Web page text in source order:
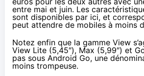
entre mai et juin. Les
sont disponibles par ici, et
peut attendre de mobiles à moins
Notez enfin que la gamme View
View Lite (5,45″), Max (5,99″) et
pas sous Android Go, une
moins trompeuse.